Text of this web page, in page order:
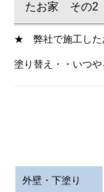
たお家 その2
★ 弊社で施工した
塗り替え・・いつ
外壁・下塗り